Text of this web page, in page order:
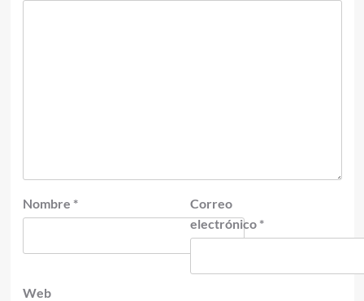
Nombre *
Correo
electrónico *
Web